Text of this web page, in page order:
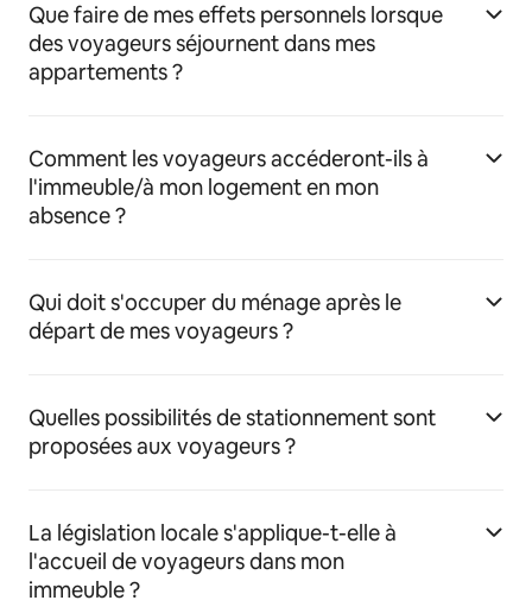
Que faire de mes effets personnels lorsque
des voyageurs séjournent dans mes
appartements ?
Comment les voyageurs accéderont-ils à
l'immeuble/à mon logement en mon
absence ?
Qui doit s'occuper du ménage après le
départ de mes voyageurs ?
Quelles possibilités de stationnement sont
proposées aux voyageurs ?
La législation locale s'applique-t-elle à
l'accueil de voyageurs dans mon
immeuble ?